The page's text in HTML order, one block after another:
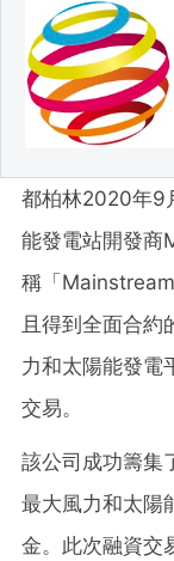
都柏林2020年9
能發電站開發
稱「
且得到全面合
力和太陽能發電
交易。
該公司成功籌集
最大風力和太陽
金。此次融資交